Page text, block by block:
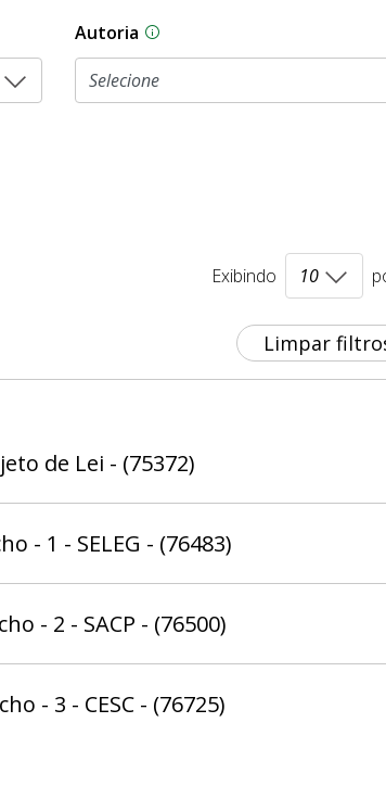
passam por diferentes estágios
Autoria As proposições legislativas
Limpar
Exibindo
de Lei - (75372)
- 1 - SELEG - (76483)
- 2 - SACP - (76500)
- 3 - CESC - (76725)